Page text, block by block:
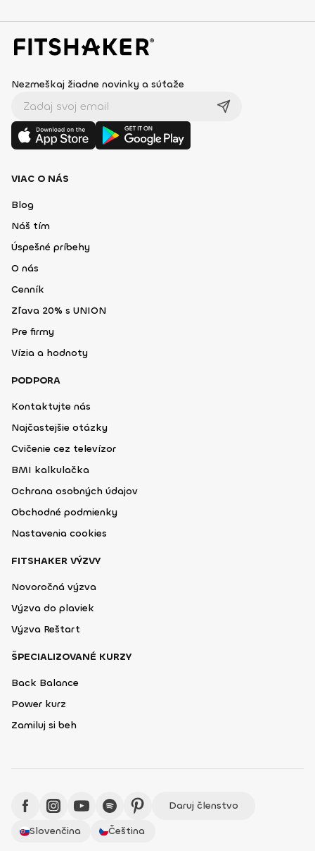
Nezmeškaj žiadne novinky a súťaže
VIAC O NÁS
Blog
Náš tím
Úspešné príbehy
O nás
Cenník
Zľava 20% s UNION
Pre firmy
Vízia a hodnoty
PODPORA
Kontaktujte nás
Najčastejšie otázky
Cvičenie cez televízor
BMI kalkulačka
Ochrana osobných údajov
Obchodné podmienky
Nastavenia cookies
FITSHAKER VÝZVY
Novoročná výzva
Výzva do plaviek
Výzva Reštart
ŠPECIALIZOVANÉ KURZY
Back Balance
Power kurz
Zamiluj si beh
Daruj členstvo
Slovenčina
Čeština